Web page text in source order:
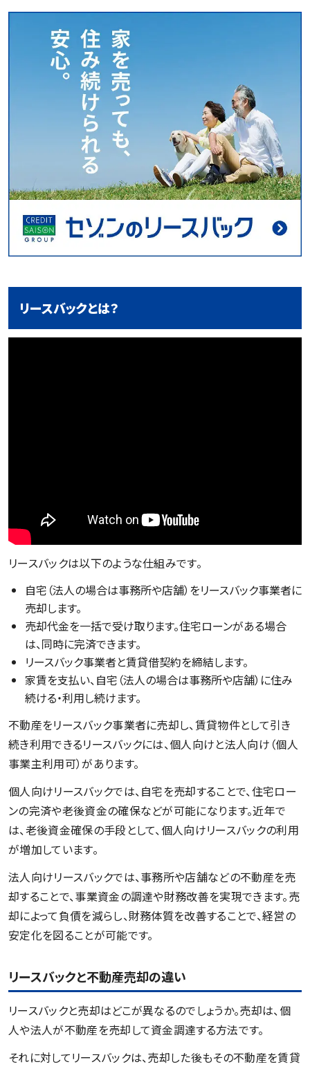
リースバックとは？
リースバックは以下のような仕組みです。
自宅（法人の場合は事務所や店舗）をリースバック事業者に
売却します。
売却代金を一括で受け取ります。住宅ローンがある場合
は、同時に完済できます。
リースバック事業者と賃貸借契約を締結します。
家賃を支払い、自宅（法人の場合は事務所や店舗）に住み
続ける・利用し続けます。
不動産をリースバック事業者に売却し、賃貸物件として引き
続き利用できるリースバックには、個人向けと法人向け（個人
事業主利用可）があります。
個人向けリースバックでは、自宅を売却することで、住宅ロー
ンの完済や老後資金の確保などが可能になります。近年で
は、老後資金確保の手段として、個人向けリースバックの利用
が増加しています。
法人向けリースバックでは、事務所や店舗などの不動産を売
却することで、事業資金の調達や財務改善を実現できます。売
却によって負債を減らし、財務体質を改善することで、経営の
安定化を図ることが可能です。
リースバックと不動産売却の違い
リースバックと売却はどこが異なるのでしょうか。売却は、個
人や法人が不動産を売却して資金調達する方法です。
それに対してリースバックは、売却した後もその不動産を賃貸